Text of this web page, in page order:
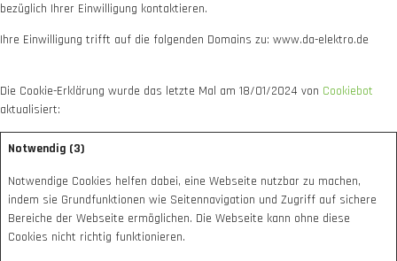
bezüglich Ihrer Einwilligung kontaktieren.
Ihre Einwilligung trifft auf die folgenden Domains zu: www.da-elektro.de
Die Cookie-Erklärung wurde das letzte Mal am 18/01/2024 von Cookiebot
aktualisiert:
Notwendig (3)
Notwendige Cookies helfen dabei, eine Webseite nutzbar zu machen,
indem sie Grundfunktionen wie Seitennavigation und Zugriff auf sichere
Bereiche der Webseite ermöglichen. Die Webseite kann ohne diese
Cookies nicht richtig funktionieren.